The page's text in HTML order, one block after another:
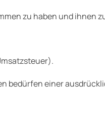
zu haben und ihnen
bedürfen einer